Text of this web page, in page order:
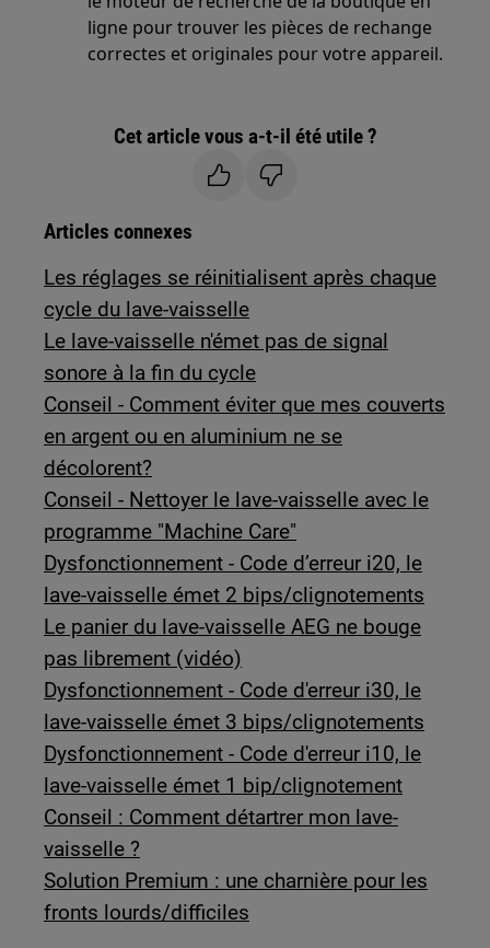
ligne pour trouver les pièces de rechange
correctes et originales pour votre appareil.
Cet article vous a-t-il été utile ?
Articles connexes
Les réglages se réinitialisent après chaque
cycle du lave-vaisselle
Le lave-vaisselle n'émet pas de signal
sonore à la fin du cycle
Conseil - Comment éviter que mes couverts
en argent ou en aluminium ne se
décolorent?
Conseil - Nettoyer le lave-vaisselle avec le
programme "Machine Care"
Dysfonctionnement - Code d’erreur i20, le
lave-vaisselle émet 2 bips/clignotements
Le panier du lave-vaisselle AEG ne bouge
pas librement (vidéo)
Dysfonctionnement - Code d'erreur i30, le
lave-vaisselle émet 3 bips/clignotements
Dysfonctionnement - Code d'erreur i10, le
lave-vaisselle émet 1 bip/clignotement
Conseil : Comment détartrer mon lave-
vaisselle ?
Solution Premium : une charnière pour les
fronts lourds/difficiles